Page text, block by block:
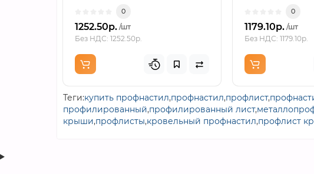
0
1252.50р. /шт
Без НДС: 1252.50р.
0
1179.10р. /шт
Без НДС: 1179.10р.
Теги:купить профнастил,профнастил,профлист,
профилированный,профилированный лист,
крыши,профлисты,кровельный профнастил,профлист